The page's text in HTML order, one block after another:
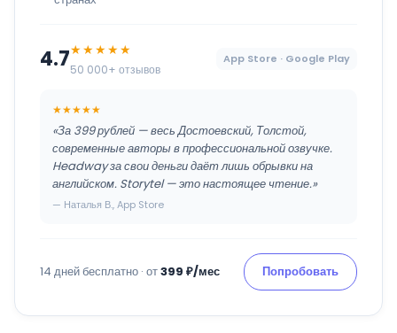
4.7★★★★★
50 000+ отзывов
App Store · Google Play
★★★★★
«За 399 рублей — весь Достоевский, Толстой,
современные авторы в профессиональной озвучке.
Headway за свои деньги даёт лишь обрывки на
английском. Storytel — это настоящее чтение.»
— Наталья В., App Store
14 дней бесплатно · от399 ₽/мес Попробовать